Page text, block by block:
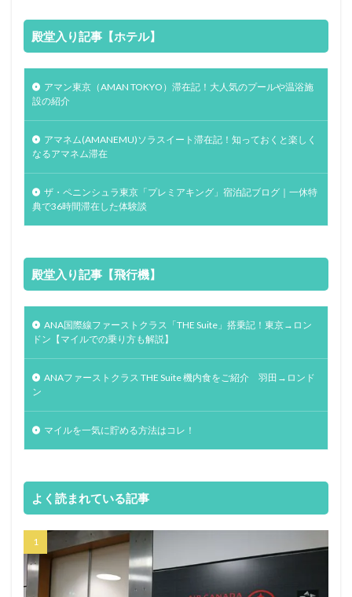
殿堂入り記事【ホテル】
アマン東京（AMAN TOKYO）滞在記！大人気のプールや温浴施
設の紹介
アマネム(AMANEMU)ソラスイート滞在記！知っておくと楽しく
なるアマネム滞在
ザ・ペニンシュラ東京「プレミアキング」宿泊記ブログ｜一休特
典で36時間滞在した体験談
殿堂入り記事【飛行機】
ANA国際線ファーストクラス「THE Suite」搭乗記！東京→ロン
ドン【マイルでの乗り方も解説】
ANAファーストクラス THE Suite 機内食をご紹介 羽田→ロンド
ン
マイルを一気に貯める方法はコレ！
よく読まれている記事